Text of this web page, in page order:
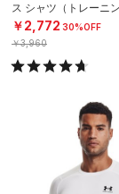
ス シャツ（トレーニ
￥2,772 30%OFF
￥3,960